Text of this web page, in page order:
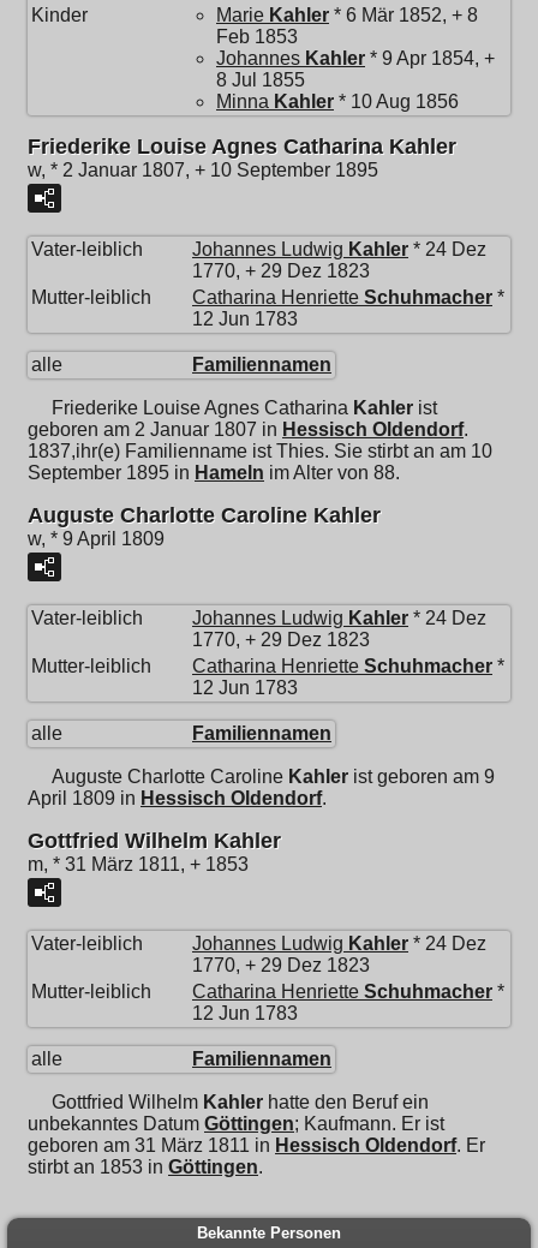
Kinder
Marie Kahler * 6 Mär 1852, + 8
Feb 1853
Johannes Kahler * 9 Apr 1854, +
8 Jul 1855
Minna Kahler * 10 Aug 1856
Friederike Louise Agnes Catharina Kahler
w, * 2 Januar 1807, + 10 September 1895
Vater-leiblich Johannes Ludwig Kahler * 24 Dez
1770, + 29 Dez 1823
Mutter-leiblich
Catharina Henriette Schuhmacher *
12 Jun 1783
alle Familiennamen
Friederike Louise Agnes Catharina Kahler ist
geboren am 2 Januar 1807 in Hessisch Oldendorf.
1837,ihr(e) Familienname ist Thies. Sie stirbt an am 10
September 1895 in Hameln im Alter von 88.
Auguste Charlotte Caroline Kahler
w, * 9 April 1809
Vater-leiblich Johannes Ludwig Kahler * 24 Dez
1770, + 29 Dez 1823
Mutter-leiblich
Catharina Henriette Schuhmacher *
12 Jun 1783
alle Familiennamen
Auguste Charlotte Caroline Kahler ist geboren am 9
April 1809 in Hessisch Oldendorf.
Gottfried Wilhelm Kahler
m, * 31 März 1811, + 1853
Vater-leiblich Johannes Ludwig Kahler * 24 Dez
1770, + 29 Dez 1823
Mutter-leiblich
Catharina Henriette Schuhmacher *
12 Jun 1783
alle Familiennamen
Gottfried Wilhelm Kahler hatte den Beruf ein
unbekanntes Datum Göttingen; Kaufmann. Er ist
geboren am 31 März 1811 in Hessisch Oldendorf. Er
stirbt an 1853 in Göttingen.
Bekannte Personen